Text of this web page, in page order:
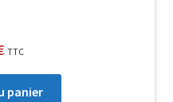
TTC
panier